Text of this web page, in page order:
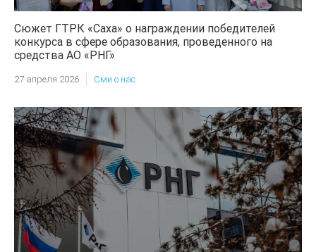
Сюжет ГТРК «Саха» о награждении победителей
конкурса в сфере образования, проведенного на
средства АО «РНГ»
27 апреля 2026 Сми о нас